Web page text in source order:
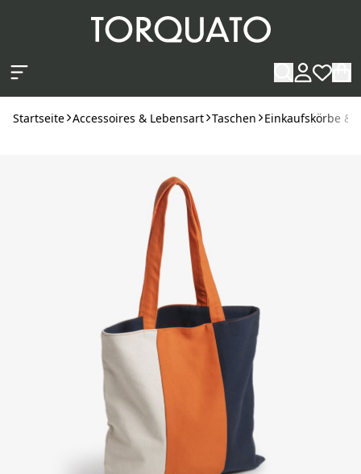
Startseite Accessoires & Lebensart Taschen Einkaufskörbe &